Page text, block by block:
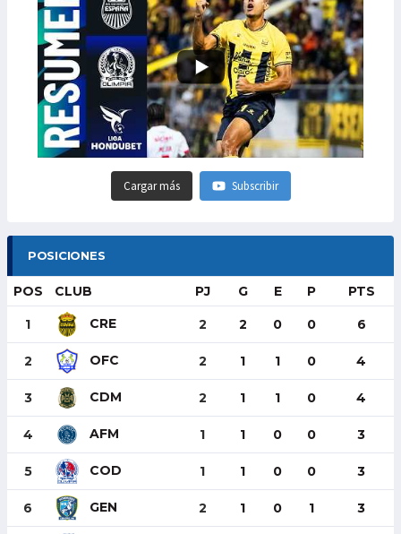
Cargar más Subscribir
POSICIONES
POS CLUB PJ G E P PTS
1 CRE 2 2 0 0 6
2 OFC 2 1 1 0 4
3 CDM 2 1 1 0 4
4 AFM 1 1 0 0 3
5 COD 1 1 0 0 3
6 GEN 2 1 0 1 3